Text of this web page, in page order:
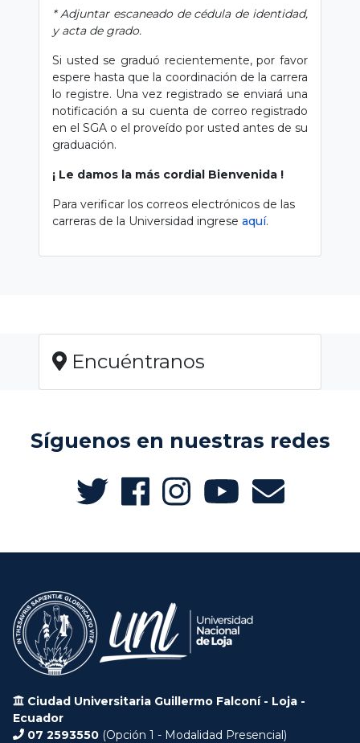
* Adjuntar escaneado de cédula de identidad,
y acta de grado.
Si usted se graduó recientemente, por favor
espere hasta que la coordinación de la carrera
lo registre. Una vez registrado se enviará una
notificación a su cuenta de correo registrado
en el SGA o el proveído por usted antes de su
graduación.
¡ Le damos la más cordial Bienvenida !
Para verificar los correos electrónicos de las
carreras de la Universidad ingrese aquí.
Encuéntranos
Síguenos en nuestras redes
Ciudad Universitaria Guillermo Falconí - Loja -
Ecuador
07 2593550 (Opción 1 - Modalidad Presencial)